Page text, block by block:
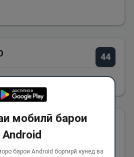
44
АЗ ЗУЛМИ
мобилӣ барои
Android
барои Android боргирӣ кунед ва